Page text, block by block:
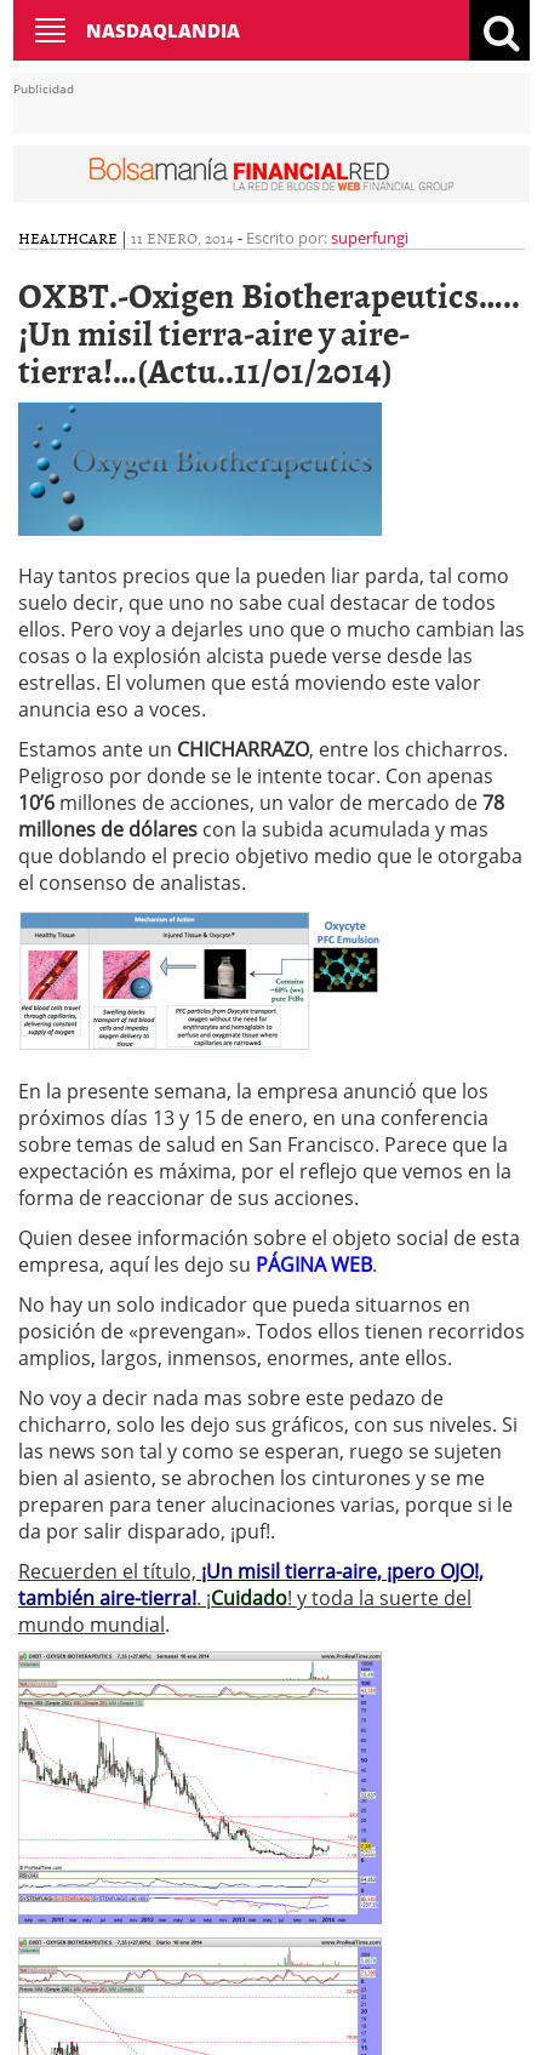
Toggle
navigation
NASDAQLANDIA
Publicidad
HEALTHCARE | 11 ENERO, 2014- Escrito por:superfungi
OXBT.-Oxigen Biotherapeutics…..
¡Un misil tierra-aire y aire-
tierra!…(Actu..11/01/2014)
Hay tantos precios que la pueden liar parda, tal como
suelo decir, que uno no sabe cual destacar de todos
ellos. Pero voy a dejarles uno que o mucho cambian las
cosas o la explosión alcista puede verse desde las
estrellas. El volumen que está moviendo este valor
anuncia eso a voces.
Estamos ante un CHICHARRAZO, entre los chicharros.
Peligroso por donde se le intente tocar. Con apenas
10’6 millones de acciones, un valor de mercado de78
millones de dólares con la subida acumulada y mas
que doblando el precio objetivo medio que le otorgaba
el consenso de analistas.
En la presente semana, la empresa anunció que los
próximos días 13 y 15 de enero, en una conferencia
sobre temas de salud en San Francisco. Parece que la
expectación es máxima, por el reflejo que vemos en la
forma de reaccionar de sus acciones.
Quien desee información sobre el objeto social de esta
empresa, aquí les dejo su PÁGINA WEB.
No hay un solo indicador que pueda situarnos en
posición de «prevengan». Todos ellos tienen recorridos
amplios, largos, inmensos, enormes, ante ellos.
No voy a decir nada mas sobre este pedazo de
chicharro, solo les dejo sus gráficos, con sus niveles. Si
las news son tal y como se esperan, ruego se sujeten
bien al asiento, se abrochen los cinturones y se me
preparen para tener alucinaciones varias, porque si le
da por salir disparado, ¡puf!.
Recuerden el título, ¡Un misil tierra-aire, ¡pero OJO!,
también aire-tierra!. ¡Cuidado! y toda la suerte del
mundo mundial.